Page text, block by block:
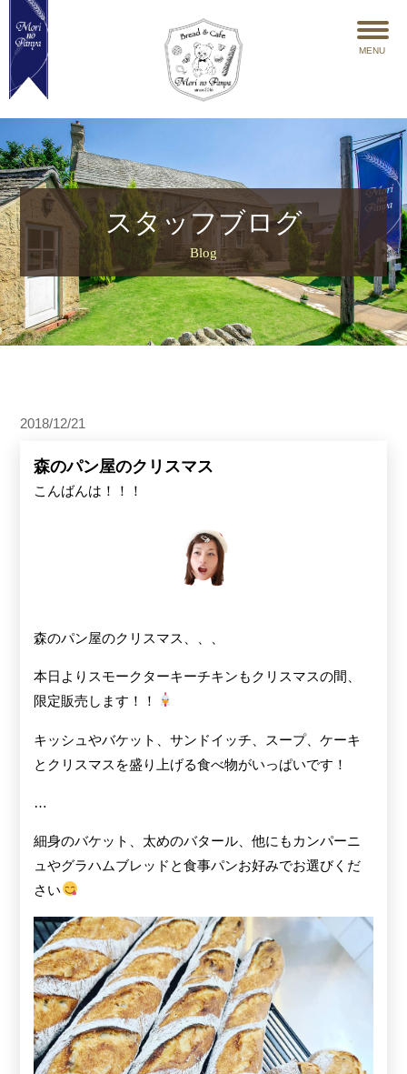
MENU
スタッフブログ
Blog
2018/12/21
森のパン屋のクリスマス
こんばんは！！！
森のパン屋のクリスマス、、、
本日よりスモークターキーチキンもクリスマスの間、
限定販売します！！
キッシュやバケット、サンドイッチ、スープ、ケーキ
とクリスマスを盛り上げる食べ物がいっぱいです！
…
細身のバケット、太めのバタール、他にもカンパーニ
ュやグラハムブレッドと食事パンお好みでお選びくだ
さい